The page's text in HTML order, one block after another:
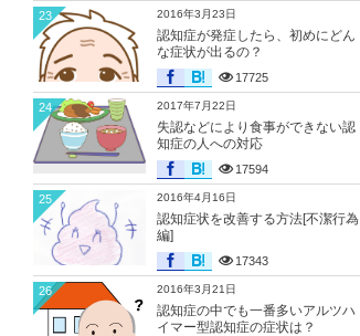
2016年3月23日
認知症が発症したら、初めにどん
な症状が出るの？
17725
23
2017年7月22日
失認などにより食事ができない認
知症の人への対応
17594
24
2016年4月16日
認知症状を改善する方法[不潔行為
編]
17343
25
2016年3月21日
認知症の中でも一番多いアルツハ
イマー型認知症の症状は？
26